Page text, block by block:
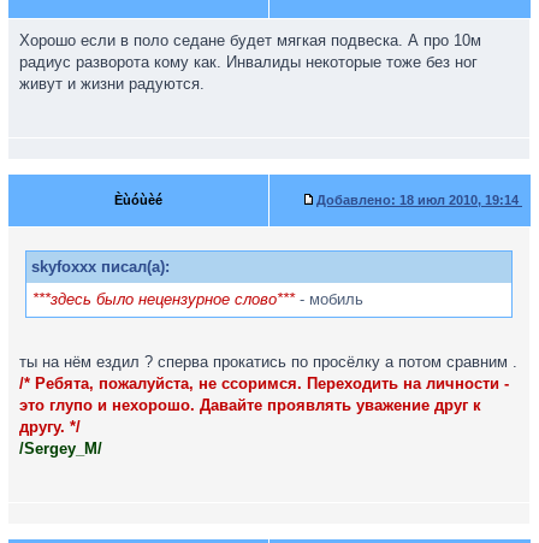
Хорошо если в поло седане будет мягкая подвеска. А про 10м
радиус разворота кому как. Инвалиды некоторые тоже без ног
живут и жизни радуются.
Èùóùèé Добавлено: 18 июл 2010, 19:14
skyfoxxx писал(а):
***здесь было нецензурное слово***- мобиль
ты на нём ездил ? сперва прокатись по просёлку а потом сравним .
/* Ребята, пожалуйста, не ссоримся. Переходить на личности -
это глупо и нехорошо. Давайте проявлять уважение друг к
другу. */
/Sergey_M/